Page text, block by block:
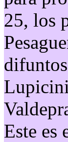
25, los
Este es